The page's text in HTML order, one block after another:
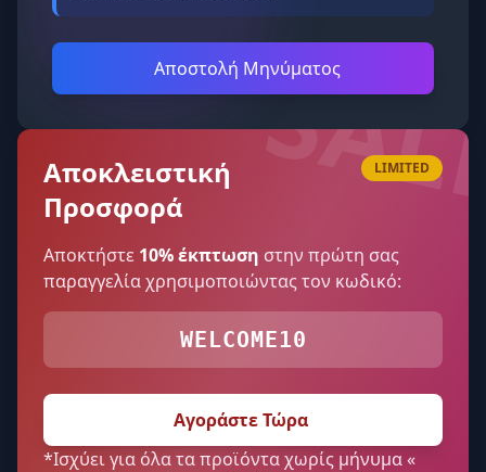
Αποστολή Μηνύματος
Αποκλειστική
Προσφορά
LIMITED
Αποκτήστε 10% έκπτωση στην πρώτη σας
παραγγελία χρησιμοποιώντας τον κωδικό:
WELCOME10
Αγοράστε Τώρα
*Ισχύει για όλα τα προϊόντα χωρίς μήνυμα «